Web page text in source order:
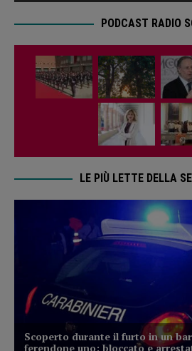
PODCAST RADIO
LE PIÙ LETTE DELLA